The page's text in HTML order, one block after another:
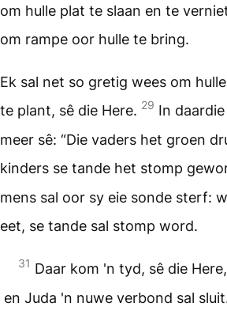
om hulle plat te slaan en te
om rampe oor hulle te bring.
Ek sal net so gretig wees om
te plant, sê die Here. 29 In
meer sê: “Die vaders het groen
kinders se tande het stomp
mens sal oor sy eie sonde sterf:
eet, se tande sal stomp word.
31 Daar kom 'n tyd, sê die
en Juda 'n nuwe verbond sal